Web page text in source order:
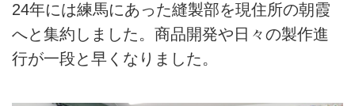
24年には練馬にあった縫製部を現住所の朝霞
へと集約しました。商品開発や日々の製作進
行が一段と早くなりました。